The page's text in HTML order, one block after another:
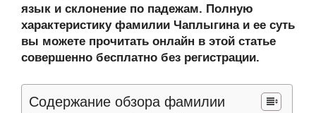
язык и склонение по падежам. Полную
характеристику фамилии Чаплыгина и ее суть
вы можете прочитать онлайн в этой статье
совершенно бесплатно без регистрации.
Содержание обзора фамилии